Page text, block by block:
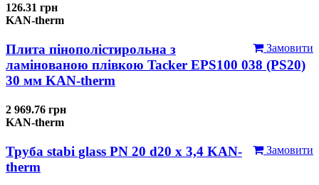
126.31 грн
KAN-therm
Замовити
Плита пінополістирольна з
ламінованою плівкою Tacker EPS100 038 (PS20)
30 мм KAN-therm
2 969.76 грн
KAN-therm
Замовити
Труба stabi glass PN 20 d20 х 3,4 KAN-
therm